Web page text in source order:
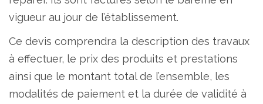
vigueur au jour de l’établissement.
Ce devis comprendra la description des travaux
à effectuer, le prix des produits et prestations
ainsi que le montant total de l’ensemble, les
modalités de paiement et la durée de validité à